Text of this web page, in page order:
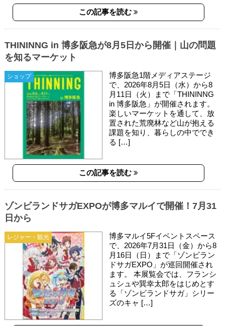
この記事を読む
ショップ
THININNG in 博多阪急が8月5日から開催｜山の問題
を知るマーケット
博多阪急1階メディアステージ
で、2026年8月5日（水）から8
月11日（火）まで「THININNG
in 博多阪急」が開催されます。
楽しいマーケットを通して、放
置された荒廃林など山が抱える
課題を知り、暮らしの中ででき
る […]
この記事を読む
レジャー・観光
ゾンビランドサガEXPOが博多マルイで開催！7月31
日から
博多マルイ5Fイベントスペース
で、2026年7月31日（金）から8
月16日（日）まで「ゾンビラン
ドサガEXPO」が巡回開催され
ます。 本展覧会では、フランシ
ュシュや巽幸太郎をはじめとす
る「ゾンビランドサガ」シリー
ズのキャ […]